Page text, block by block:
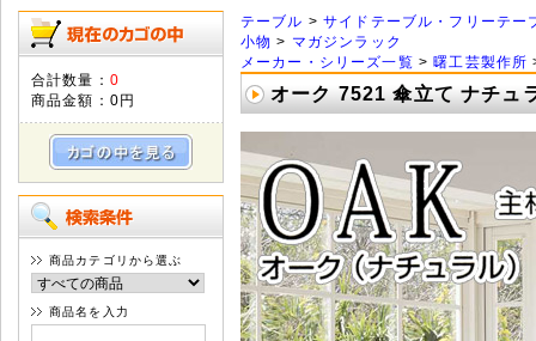
合計数量： 0
商品金額： 0円
商品カテゴリから選ぶ
商品名を入力
テーブル >サイドテーブル・フリーテー
小物 > マガジンラック
メーカー・シリーズ一覧 >曙工芸製作所
オーク 7521 傘立て ナチュ